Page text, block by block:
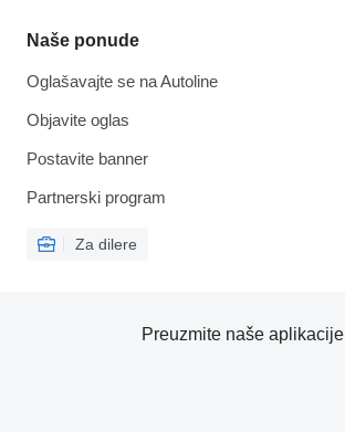
Naše ponude
Oglašavajte se na Autoline
Objavite oglas
Postavite banner
Partnerski program
Za dilere
Preuzmite naše aplikacije